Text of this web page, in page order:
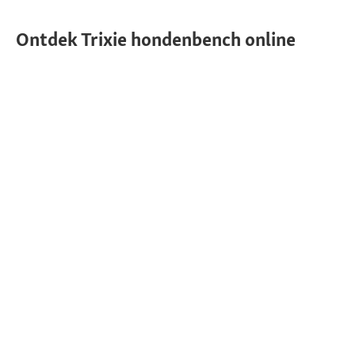
Ontdek Trixie hondenbench online